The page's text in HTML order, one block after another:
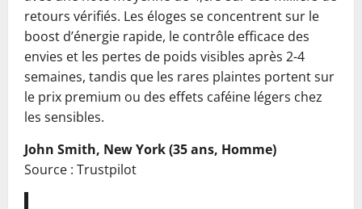
retours vérifiés. Les éloges se concentrent sur le
boost d’énergie rapide, le contrôle efficace des
envies et les pertes de poids visibles après 2-4
semaines, tandis que les rares plaintes portent sur
le prix premium ou des effets caféine légers chez
les sensibles.
John Smith, New York (35 ans, Homme)
Source : Trustpilot